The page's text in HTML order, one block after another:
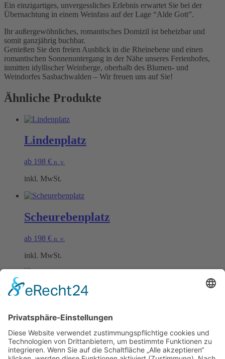
Ein einzigartiges, unvergessliches Erlebnis erwartet Sie bei der
Übernachtung in einem Weinfass auf der Lage “Alde Gott”.
Ihr außergewöhnliches, romantisches Domizil ist beheizbar und
somit ganzjährig buchbar.
Genießen Sie den freien Ausblick in die Rheinebene und einen
romantischen Sonnenuntergang in der Nähe unseres Ferienhofes,
inmitten idyllischer Weinberge, oberhalb des Blumen- und
Weindorfes Sasbachwalden – Wir freuen uns auf Sie!
Ähnliche Produkte
Lindenplatz
ab 198 € n. v.
inkl. MwSt.
Scheurebenplatz
ab 198 € n. v.
inkl. MwSt.
Rieslingplatz
ab198€ n. v.
inkl. MwSt.
Öffnungszeiten Büro und Hofladen: